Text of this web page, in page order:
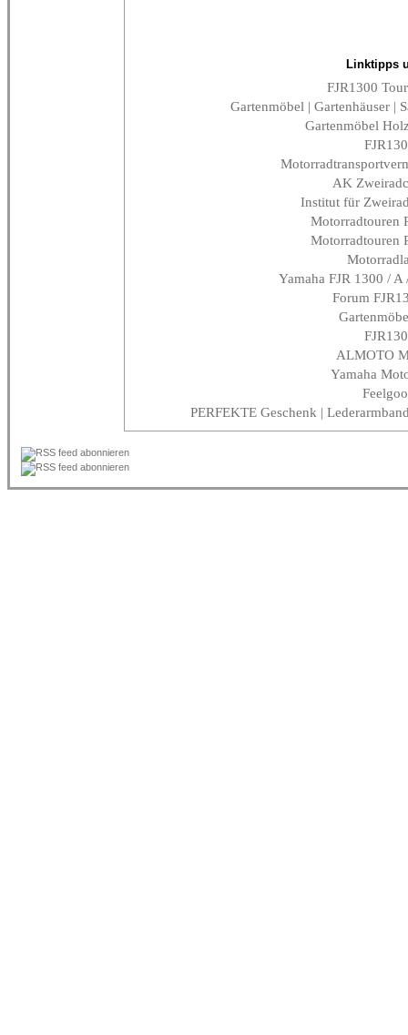
Linktipps
FJR1300
Gartenmöbel | Gartenhäuser |
Gartenmöbel
AK
Institut für
Motorradtouren
Motorradtouren
Yamaha FJR 1300 /
Forum
ALMOTO
Yamaha
PERFEKTE Geschenk |